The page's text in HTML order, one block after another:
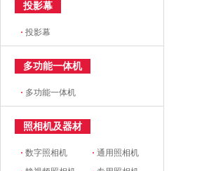
投影幕
·投影幕
多功能一体机
· 多功能一体机
照相机及器材
·数字照相机 ·通用照相机